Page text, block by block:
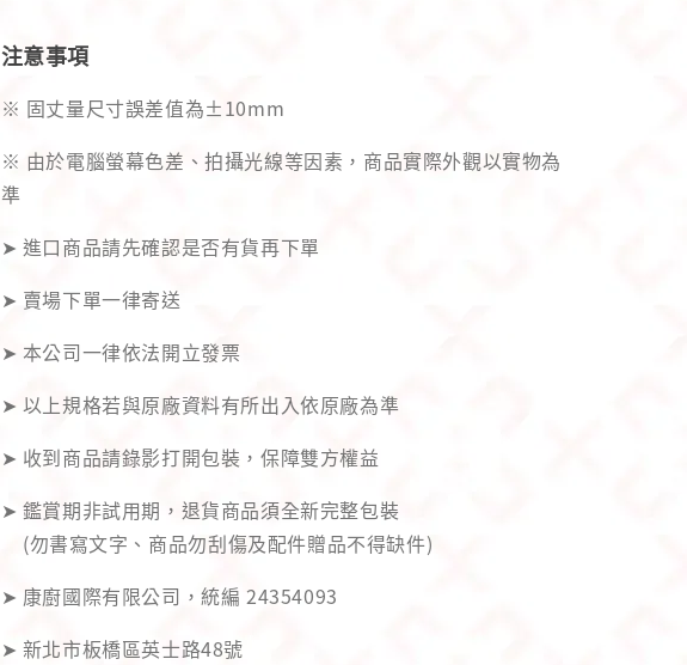
注意事項
※ 固丈量尺寸誤差值為±10mm
※ 由於電腦螢幕色差、拍攝光線等因素，商品實際外觀以實物為
準
➤ 進口商品請先確認是否有貨再下單
➤ 賣場下單一律寄送
➤ 本公司一律依法開立發票
➤ 以上規格若與原廠資料有所出入依原廠為準
➤ 收到商品請錄影打開包裝，保障雙方權益
➤ 鑑賞期非試用期，退貨商品須全新完整包裝
(勿書寫文字、商品勿刮傷及配件贈品不得缺件)
➤ 康廚國際有限公司，統編 24354093
➤ 新北市板橋區英士路48號